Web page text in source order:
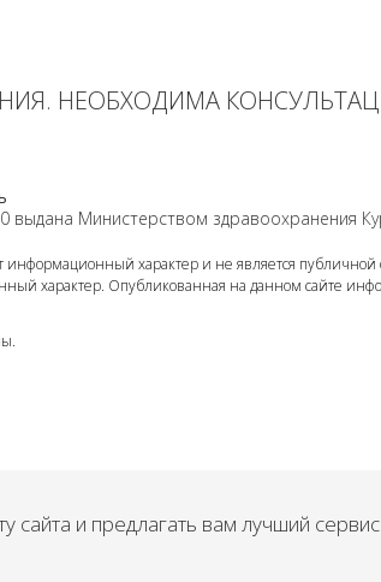
НЕОБХОДИМА
Министерством здравоохранения
информационный характер и не является
характер. Опубликованная на данном сайте
сайта и предлагать вам лучший